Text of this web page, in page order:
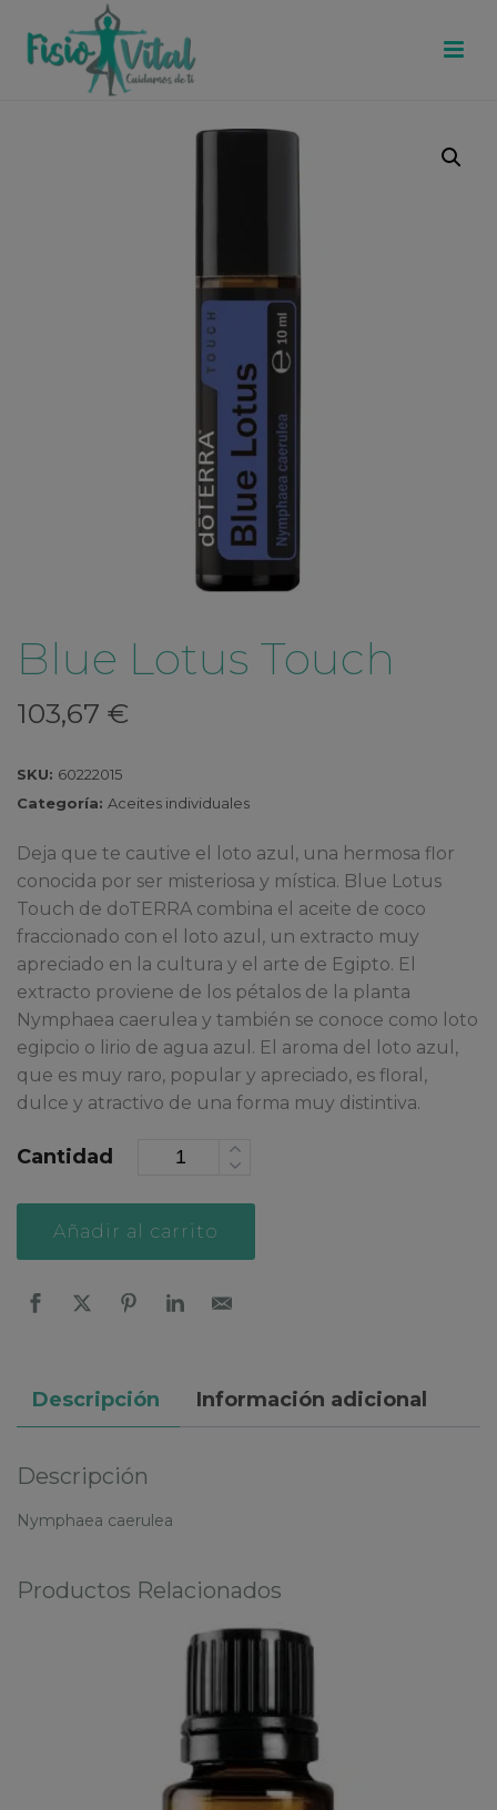
Blue Lotus Touch
103,67 €
SKU: 60222015
Categoría: Aceites individuales
Deja que te cautive el loto azul, una hermosa flor
conocida por ser misteriosa y mística. Blue Lotus
Touch de doTERRA combina el aceite de coco
fraccionado con el loto azul, un extracto muy
apreciado en la cultura y el arte de Egipto. El
extracto proviene de los pétalos de la planta
Nymphaea caerulea y también se conoce como loto
egipcio o lirio de agua azul. El aroma del loto azul,
que es muy raro, popular y apreciado, es floral,
dulce y atractivo de una forma muy distintiva.
Cantidad
Añadir al carrito
Descripción Información adicional
Descripción
Nymphaea caerulea
Productos Relacionados